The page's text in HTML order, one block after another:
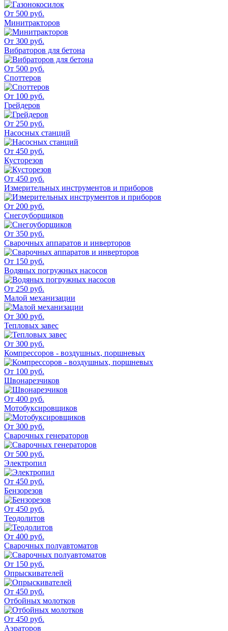
От 500 руб.
Минитракторов
От 300 руб.
Вибраторов для бетона
От 500 руб.
Споттеров
От 100 руб.
Грейдеров
От 250 руб.
Насосных станций
От 450 руб.
Кусторезов
От 450 руб.
Измерительных инструментов и приборов
От 200 руб.
Снегоуборщиков
От 350 руб.
Сварочных аппаратов и инверторов
От 150 руб.
Водяных погружных насосов
От 250 руб.
Малой механизации
От 300 руб.
Тепловых завес
От 300 руб.
Компрессоров - воздушных, поршневых
От 100 руб.
Швонарезчиков
От 400 руб.
Мотобуксировщиков
От 300 руб.
Сварочных генераторов
От 500 руб.
Электропил
От 450 руб.
Бензорезов
От 450 руб.
Теодолитов
От 400 руб.
Сварочных полуавтоматов
От 150 руб.
Опрыскивателей
От 450 руб.
Отбойных молотков
От 450 руб.
Аэраторов